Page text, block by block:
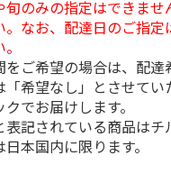
のみの指定はできま
。なお、配達日のご指
ご希望の場合は、配達
希望なし」とさせてい
でお届けします。
記されている商品はチ
本国内に限ります。